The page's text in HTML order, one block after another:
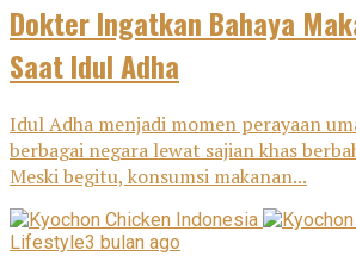
Dokter Ingatkan Bahaya
Saat Idul Adha
Idul Adha menjadi momen perayaan
berbagai negara lewat sajian khas
Meski begitu, konsumsi makanan...
Lifestyle3 bulan ago